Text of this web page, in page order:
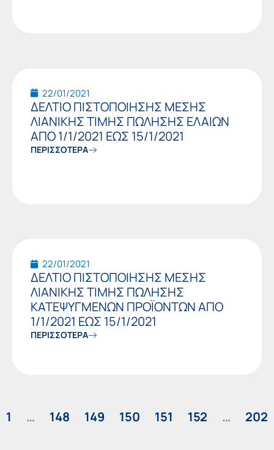
22/01/2021
ΔΕΛΤΙΟ ΠΙΣΤΟΠΟΙΗΣΗΣ ΜΕΣΗΣ
ΛΙΑΝΙΚΗΣ ΤΙΜΗΣ ΠΩΛΗΣΗΣ ΕΛΑΙΩΝ
ΑΠΟ 1/1/2021 ΕΩΣ 15/1/2021
ΠΕΡΙΣΣΟΤΕΡΑ
22/01/2021
ΔΕΛΤΙΟ ΠΙΣΤΟΠΟΙΗΣΗΣ ΜΕΣΗΣ
ΛΙΑΝΙΚΗΣ ΤΙΜΗΣ ΠΩΛΗΣΗΣ
ΚΑΤΕΨΥΓΜΕΝΩΝ ΠΡΟΪΟΝΤΩΝ ΑΠΟ
1/1/2021 ΕΩΣ 15/1/2021
ΠΕΡΙΣΣΟΤΕΡΑ
1 … 148 149 150 151 152 … 202